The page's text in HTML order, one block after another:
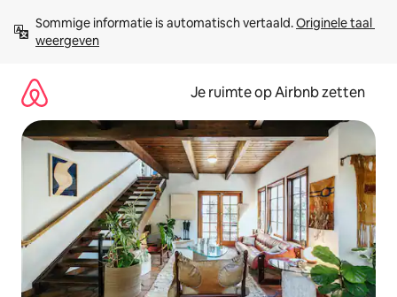
direct
naar
Sommige informatie is automatisch vertaald. Originele taal
weergeven
Je ruimte op Airbnb zetten